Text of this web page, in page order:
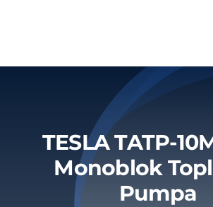
TESLA TATP-
Monoblok
Pumpa